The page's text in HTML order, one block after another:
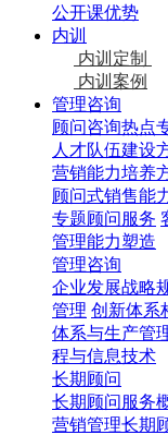
公开课优势
内训
内训定制
内训案例
管理咨询
顾问咨询热点
人才队伍建设
营销能力培养
顾问式销售能
专题顾问服务
管理能力塑造
管理咨询
企业发展战略
管理 创新体系
体系与生产管
程与信息技术
长期顾问
长期顾问服务
营销管理长期